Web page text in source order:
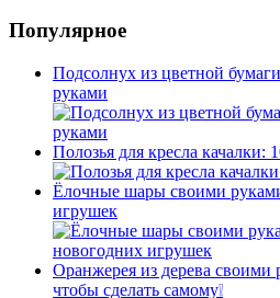
Популярное
Подсолнух из цветной
руками
Полозья для кресла качалки:
Ёлочные шары своими
игрушек
Оранжерея из дерева
чтобы сделать самому❕